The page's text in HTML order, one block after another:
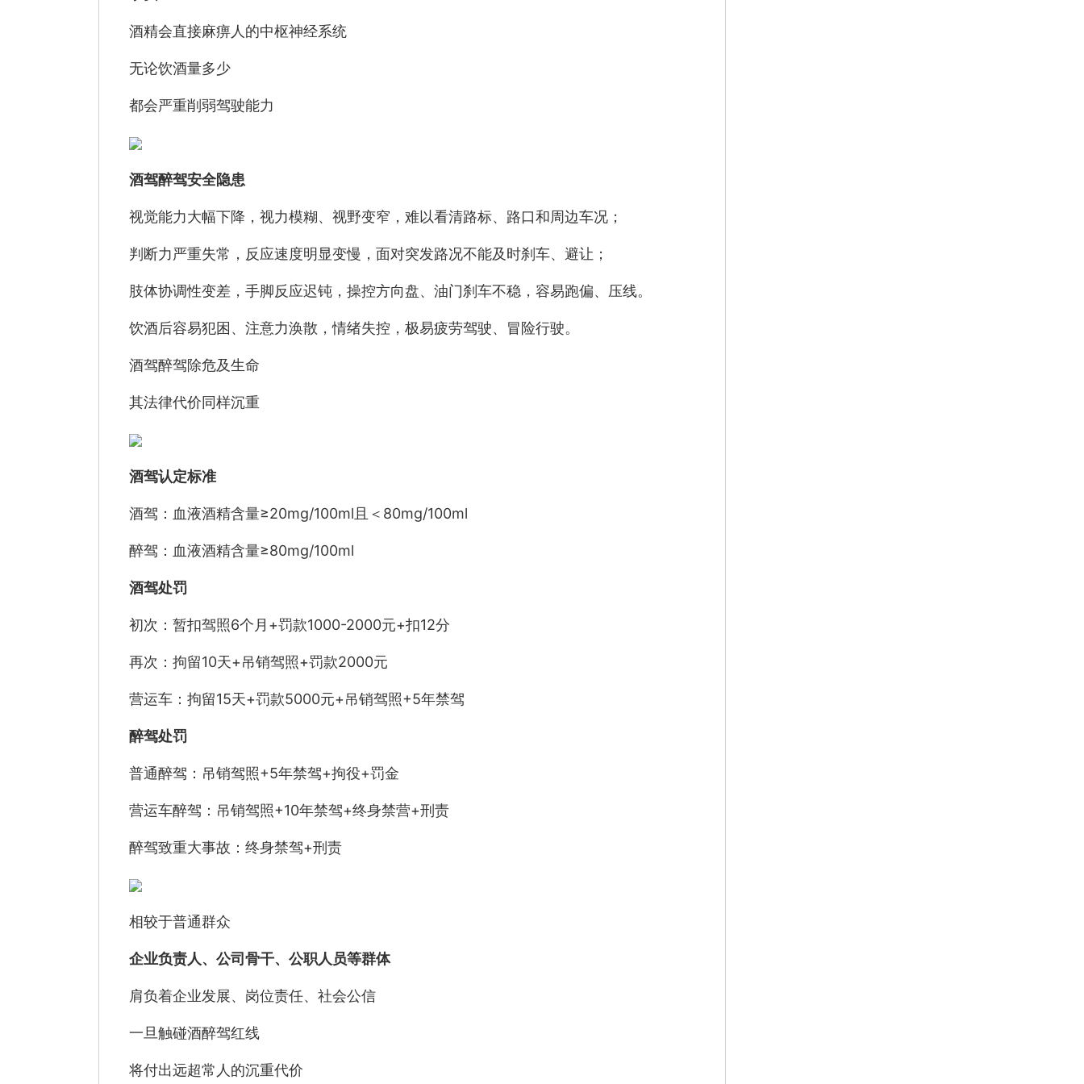
酒精会直接麻痹人的中枢神经系统
无论饮酒量多少
都会严重削弱驾驶能力
酒驾醉驾安全隐患
视觉能力大幅下降，视力模糊、视野变窄，难以看清路标、路口和周边车况；
判断力严重失常，反应速度明显变慢，面对突发路况不能及时刹车、避让；
肢体协调性变差，手脚反应迟钝，操控方向盘、油门刹车不稳，容易跑偏、压线。
饮酒后容易犯困、注意力涣散，情绪失控，极易疲劳驾驶、冒险行驶。
酒驾醉驾除危及生命
其法律代价同样沉重
酒驾认定标准
酒驾：血液酒精含量≥20mg/100ml且＜80mg/100ml
醉驾：血液酒精含量≥80mg/100ml
酒驾处罚
初次：暂扣驾照6个月+罚款1000-2000元+扣12分
再次：拘留10天+吊销驾照+罚款2000元
营运车：拘留15天+罚款5000元+吊销驾照+5年禁驾
醉驾处罚
普通醉驾：吊销驾照+5年禁驾+拘役+罚金
营运车醉驾：吊销驾照+10年禁驾+终身禁营+刑责
醉驾致重大事故：终身禁驾+刑责
相较于普通群众
企业负责人、公司骨干、公职人员等群体
肩负着企业发展、岗位责任、社会公信
一旦触碰酒醉驾红线
将付出远超常人的沉重代价